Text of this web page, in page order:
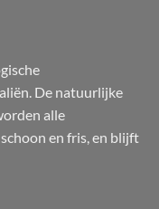
De natuurlijke
alle
en fris, en blijft